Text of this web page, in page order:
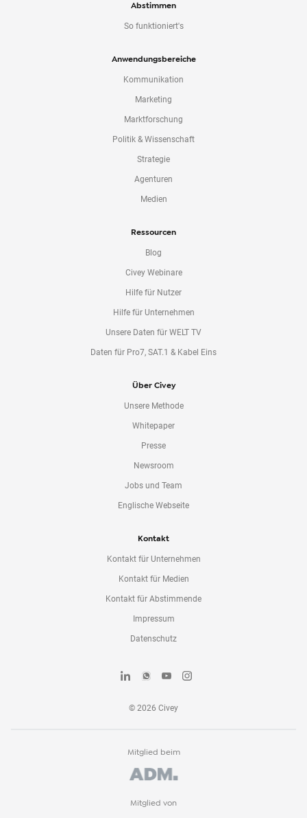
Abstimmen
So funktioniert's
Anwendungsbereiche
Kommunikation
Marketing
Marktforschung
Politik & Wissenschaft
Strategie
Agenturen
Medien
Ressourcen
Blog
Civey Webinare
Hilfe für Nutzer
Hilfe für Unternehmen
Unsere Daten für WELT TV
Daten für Pro7, SAT.1 & Kabel Eins
Über Civey
Unsere Methode
Whitepaper
Presse
Newsroom
Jobs und Team
Englische Webseite
Kontakt
Kontakt für Unternehmen
Kontakt für Medien
Kontakt für Abstimmende
Impressum
Datenschutz
© 2026 Civey
Mitglied beim
Mitglied von